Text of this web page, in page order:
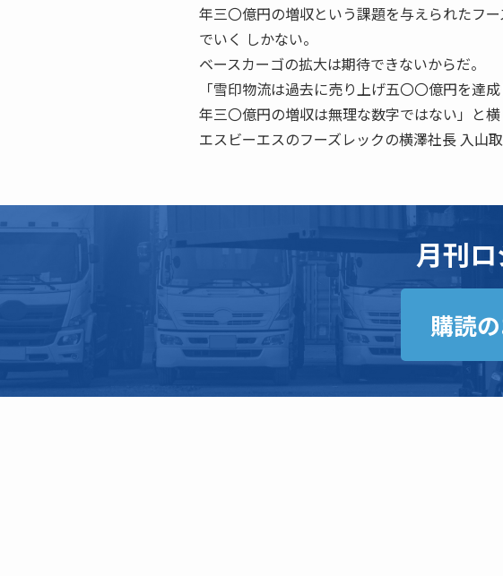
年三〇億円の増収という課題を与えられたフ
でいく しかない。
ベースカーゴの拡大は期待できないからだ。
「雪印物流は過去に売り上げ五〇〇億円を達成
年三〇億円の増収は無理な数字ではない」と横
エスビーエスのフーズレックの横澤社長 入山
月刊
購読